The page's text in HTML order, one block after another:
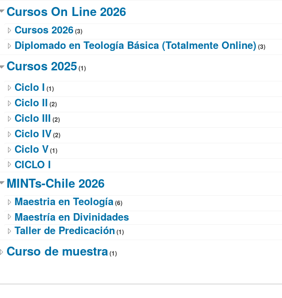
Cursos On Line 2026
Cursos 2026(3)
Diplomado en Teología Básica (Totalmente Online) (3)
Cursos 2025(1)
Ciclo I (1)
Ciclo II (2)
Ciclo III (2)
Ciclo IV (2)
Ciclo V (1)
CICLO I
MINTs-Chile 2026
Maestria en Teología(6)
Maestría en Divinidades
Taller de Predicación (1)
Curso de muestra(1)